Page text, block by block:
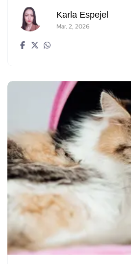
Karla Espejel
Mar. 2, 2026